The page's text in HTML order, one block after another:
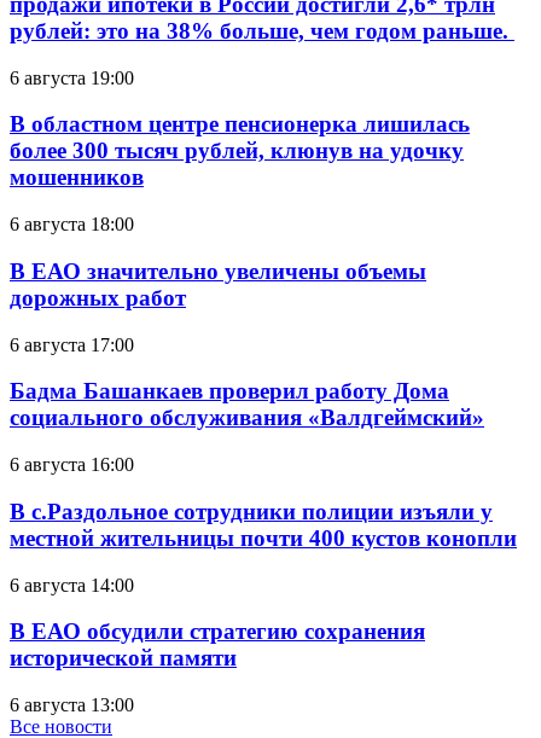
рублей: это на 38% больше, чем годом раньше.
6 августа 19:00
В областном центре пенсионерка лишилась
более 300 тысяч рублей, клюнув на удочку
мошенников
6 августа 18:00
В ЕАО значительно увеличены объемы
дорожных работ
6 августа 17:00
Бадма Башанкаев проверил работу Дома
социального обслуживания «Валдгеймский»
6 августа 16:00
В с.Раздольное сотрудники полиции изъяли у
местной жительницы почти 400 кустов конопли
6 августа 14:00
В ЕАО обсудили стратегию сохранения
исторической памяти
6 августа 13:00
Все новости